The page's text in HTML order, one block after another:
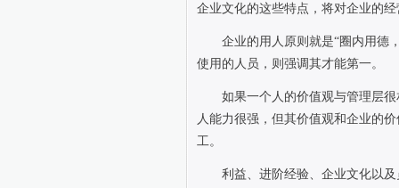
企业文化的这些特点，将对企业的
企业的用人原则就是“圈内用德
使用的人员，则强调其才能第一。
如果一个人的价值观与管理层
人能力很强，但其价值观和企业的
工。
利益、进阶经验、企业文化以